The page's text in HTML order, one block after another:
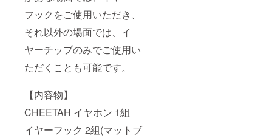
フックをご使用いただき、
それ以外の場面では、イ
ヤーチップのみでご使用い
ただくことも可能です。
【内容物】
CHEETAH イヤホン 1組
イヤーフック 2組(マットブ